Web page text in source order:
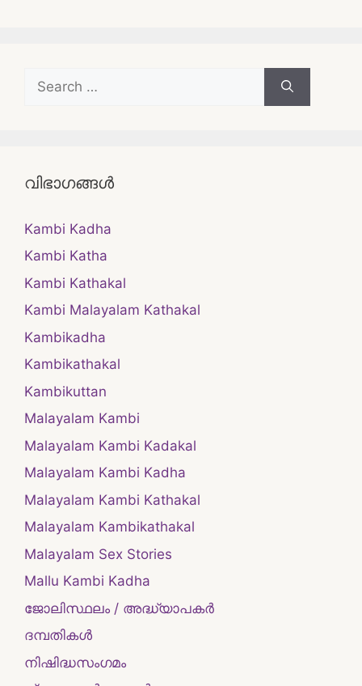
for:
വിഭാഗങ്ങൾ
Kambi Kadha
Kambi Katha
Kambi Kathakal
Kambi Malayalam Kathakal
Kambikadha
Kambikathakal
Kambikuttan
Malayalam Kambi
Malayalam Kambi Kadakal
Malayalam Kambi Kadha
Malayalam Kambi Kathakal
Malayalam Kambikathakal
Malayalam Sex Stories
Mallu Kambi Kadha
ജോലിസ്ഥലം / അദ്ധ്യാപകർ
ദമ്പതികള്‍
നിഷിദ്ധസംഗമം